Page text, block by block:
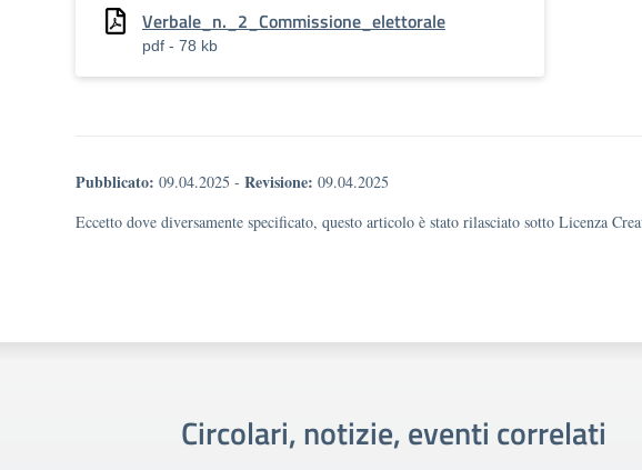
Verbale_n._2_Commissione_elettorale
pdf - 78 kb
Pubblicato: 09.04.2025 - Revisione: 09.04.2025
Eccetto dove diversamente specificato, questo articolo è stato rilasciato sotto Licenza
Circolari, notizie, eventi correlati